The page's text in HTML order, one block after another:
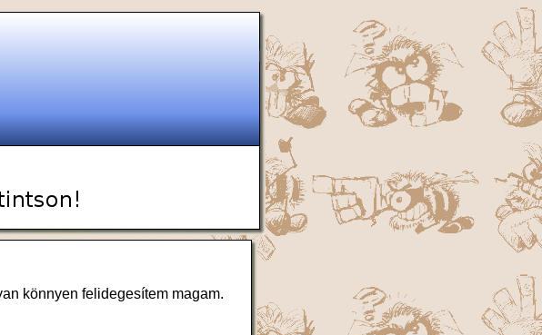
könnyen felidegesítem magam.